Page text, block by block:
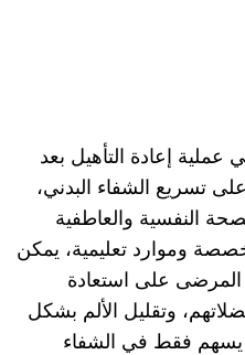
تسريع الشفاء البدني،
النفسية والعاطفية
وموارد تعليمية، يمكن
المرضى على استعادة
وتقليل الألم بشكل
يسهم فقط في الشفاء